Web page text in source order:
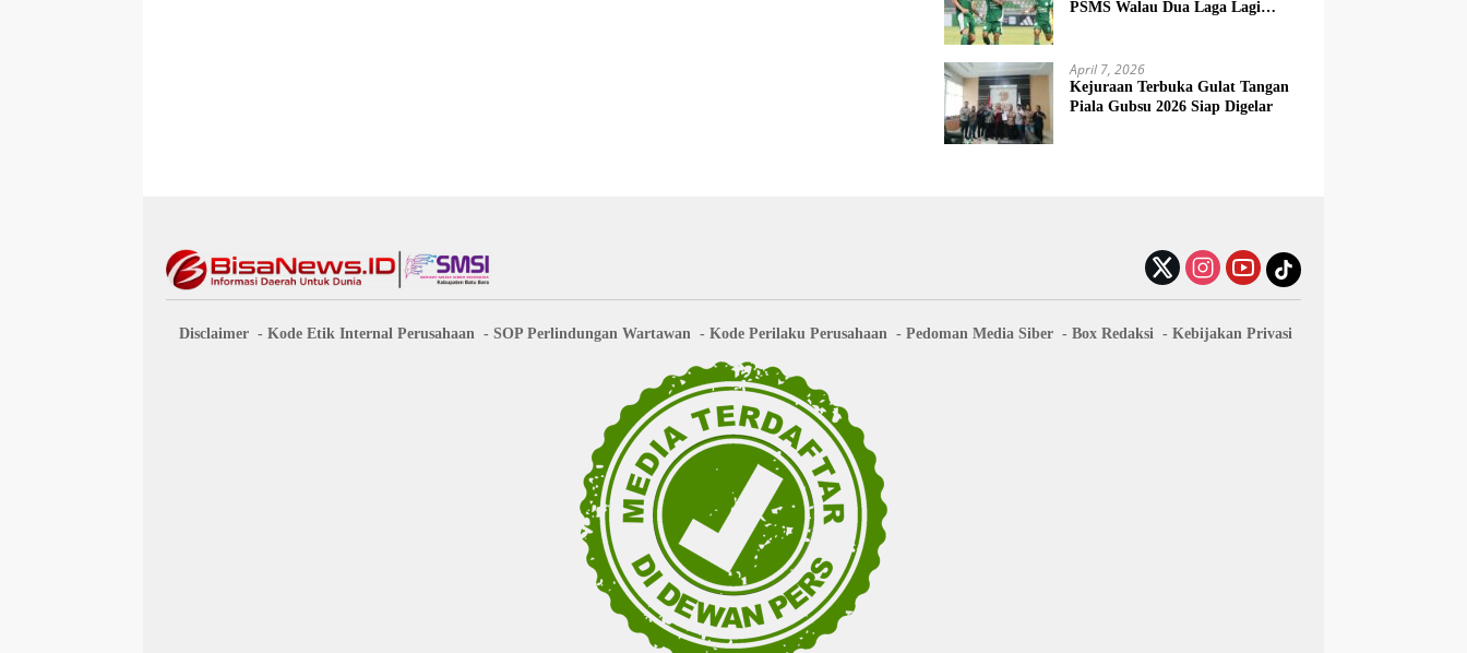
PSMS Walau Dua Laga Lagi
April 7, 2026
Kejuraan Terbuka Gulat Tangan
Piala Gubsu 2026 Siap Digelar
Disclaimer Kode Etik Internal Perusahaan SOP Perlindungan Wartawan Kode Perilaku Perusahaan Pedoman Media Siber Box Redaksi Kebijakan Privasi